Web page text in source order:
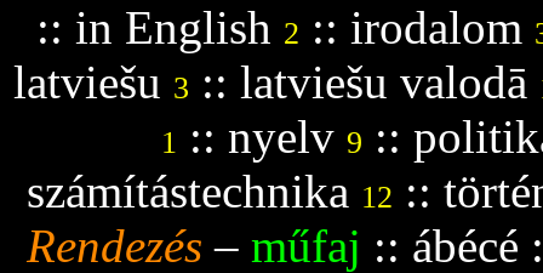
:: in English 2 :: irodalom
latviešu 3 :: latviešu valodā
1 :: nyelv 9 ::
számítástechnika 12 ::
Rendezés – műfaj :: ábécé